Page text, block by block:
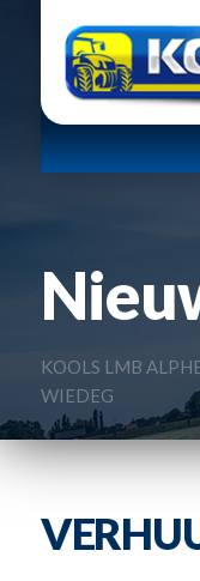
KOOLS LMB
WIEDEG